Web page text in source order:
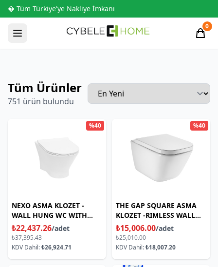
� Tüm Türkiye'ye Nakliye İmkanı
0
Tüm Ürünler
751 ürün bulundu
%40
NEXO ASMA KLOZET -
WALL HUNG WC WITH
PIPE HOLE
₺22,437.26/adet
₺37,395.43
KDV Dahil:₺26,924.71
%40
THE GAP SQUARE ASMA
KLOZET -RIMLESS WALL
HUNG WC
₺15,006.00/adet
₺25,010.00
KDV Dahil:₺18,007.20